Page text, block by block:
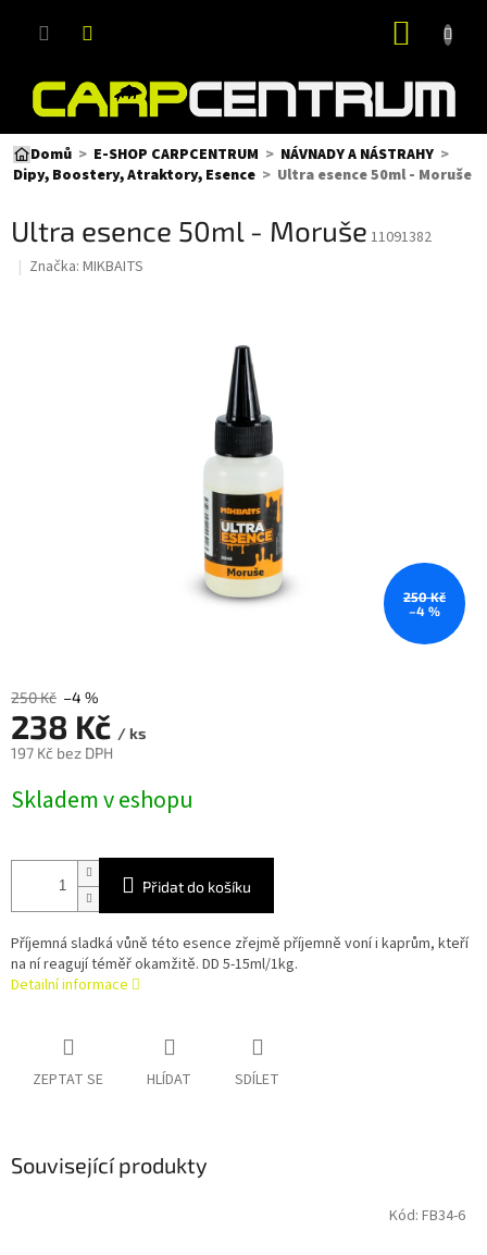
Domů E-SHOP CARPCENTRUM
NÁVNADY A NÁSTRAHY
Dipy, Boostery, Atraktory, Esence
Ultra esence 50ml - Moruše
Ultra esence 50ml - Moruše 11091382
Značka: MIKBAITS
250 Kč
–4 %
250 Kč –4 %
238 Kč / ks
197 Kč bez DPH
cena:
Skladem v eshopu
Přidat do košíku
Příjemná sladká vůně této esence zřejmě příjemně voní i kaprům, kteří
na ní reagují téměř okamžitě. DD 5-15ml/1kg.
Detailní informace
ZEPTAT SE HLÍDAT SDÍLET
Související produkty
Kód: FB34-6